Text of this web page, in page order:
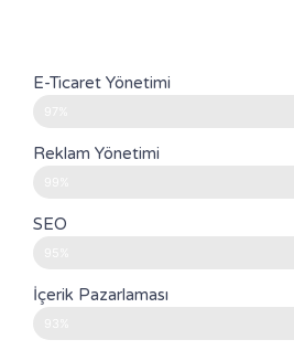
E-Ticaret Yönetimi
Reklam Yönetimi
SEO
İçerik Pazarlaması